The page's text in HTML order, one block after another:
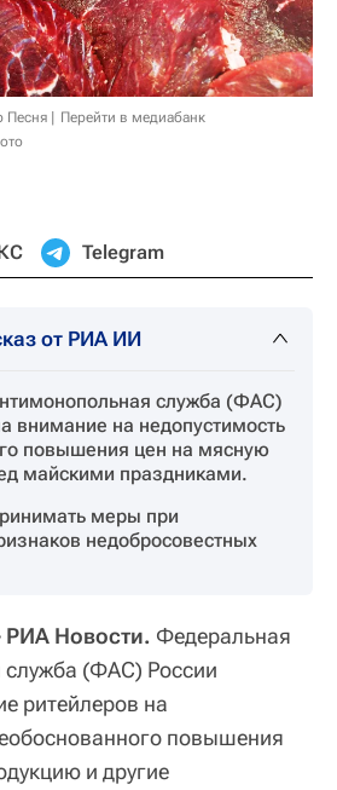
Песня
Перейти в медиабанк
Telegram
от РИА ИИ
служба (ФАС)
внимание на недопустимость
повышения цен на мясную
майскими праздниками.
меры при
недобросовестных
Новости. Федеральная
(ФАС) России
ритейлеров на
повышения
и другие